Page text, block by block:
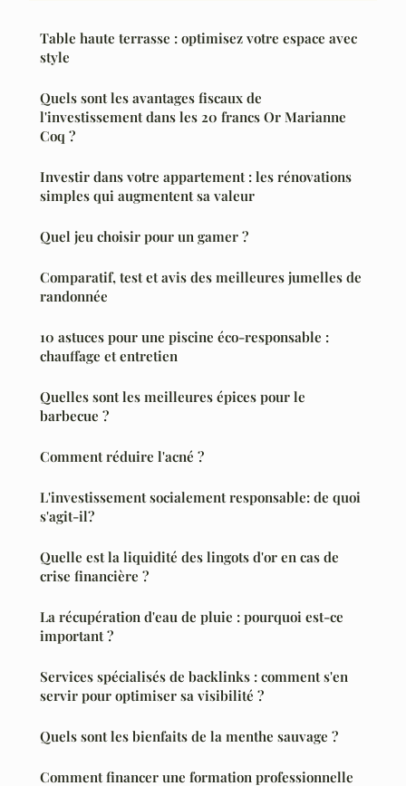
Table haute terrasse : optimisez votre espace avec
style
Quels sont les avantages fiscaux de
l'investissement dans les 20 francs Or Marianne
Coq ?
Investir dans votre appartement : les rénovations
simples qui augmentent sa valeur
Quel jeu choisir pour un gamer ?
Comparatif, test et avis des meilleures jumelles de
randonnée
10 astuces pour une piscine éco-responsable :
chauffage et entretien
Quelles sont les meilleures épices pour le
barbecue ?
Comment réduire l'acné ?
L'investissement socialement responsable: de quoi
s'agit-il?
Quelle est la liquidité des lingots d'or en cas de
crise financière ?
La récupération d'eau de pluie : pourquoi est-ce
important ?
Services spécialisés de backlinks : comment s'en
servir pour optimiser sa visibilité ?
Quels sont les bienfaits de la menthe sauvage ?
Comment financer une formation professionnelle